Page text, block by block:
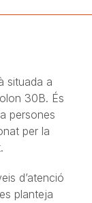
situada a
30B. És
persones
per la
d’atenció
planteja